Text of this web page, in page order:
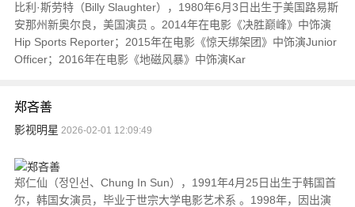
比利·斯劳特（Billy Slaughter），1980年6月3日出生于美国路易斯
安那州新奥尔良，美国演员 。2014年在电影《决胜巅峰》中饰演
Hip Sports Reporter；2015年在电影《惊天绑架团》中饰演Junior
Officer；2016年在电影《地磁风暴》中饰演Kar
郑吝善
影视明星 2026-02-01 12:09:49
郑仁仙（정인선、Chung In Sun），1991年4月25日出生于韩国首
尔，韩国女演员，毕业于世宗大学电影艺术系 。1998年，因出演